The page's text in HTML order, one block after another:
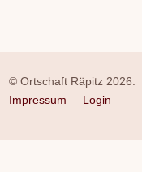
© Ortschaft Räpitz 2026.
Impressum
Login